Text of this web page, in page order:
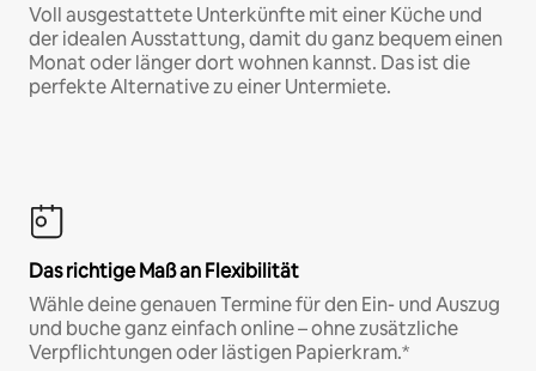
Voll ausgestattete Unterkünfte mit einer Küche und
der idealen Ausstattung, damit du ganz bequem einen
Monat oder länger dort wohnen kannst. Das ist die
perfekte Alternative zu einer Untermiete.
Das richtige Maß an Flexibilität
Wähle deine genauen Termine für den Ein- und Auszug
und buche ganz einfach online – ohne zusätzliche
Verpflichtungen oder lästigen Papierkram.*